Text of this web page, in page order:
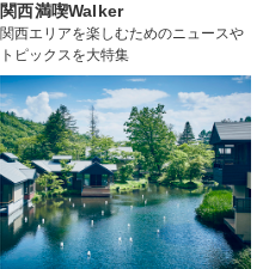
関西満喫Walker
関西エリアを楽しむためのニュースや
トピックスを大特集